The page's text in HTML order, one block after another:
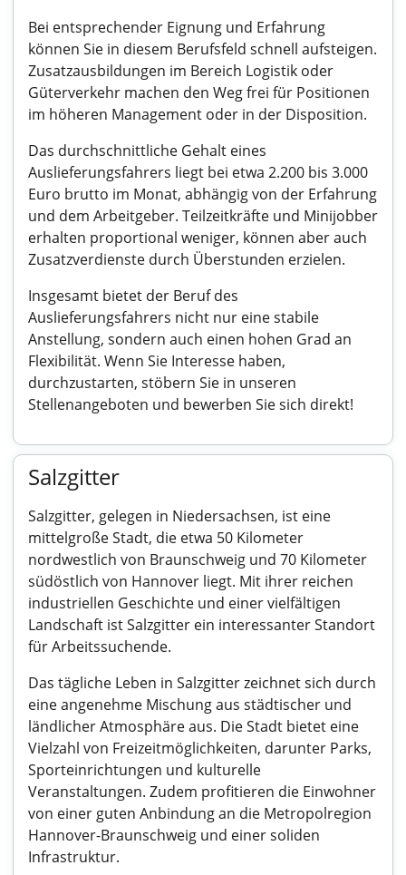
Bei entsprechender Eignung und Erfahrung
können Sie in diesem Berufsfeld schnell aufsteigen.
Zusatzausbildungen im Bereich Logistik oder
Güterverkehr machen den Weg frei für Positionen
im höheren Management oder in der Disposition.
Das durchschnittliche Gehalt eines
Auslieferungsfahrers liegt bei etwa 2.200 bis 3.000
Euro brutto im Monat, abhängig von der Erfahrung
und dem Arbeitgeber. Teilzeitkräfte und Minijobber
erhalten proportional weniger, können aber auch
Zusatzverdienste durch Überstunden erzielen.
Insgesamt bietet der Beruf des
Auslieferungsfahrers nicht nur eine stabile
Anstellung, sondern auch einen hohen Grad an
Flexibilität. Wenn Sie Interesse haben,
durchzustarten, stöbern Sie in unseren
Stellenangeboten und bewerben Sie sich direkt!
Salzgitter
Salzgitter, gelegen in Niedersachsen, ist eine
mittelgroße Stadt, die etwa 50 Kilometer
nordwestlich von Braunschweig und 70 Kilometer
südöstlich von Hannover liegt. Mit ihrer reichen
industriellen Geschichte und einer vielfältigen
Landschaft ist Salzgitter ein interessanter Standort
für Arbeitssuchende.
Das tägliche Leben in Salzgitter zeichnet sich durch
eine angenehme Mischung aus städtischer und
ländlicher Atmosphäre aus. Die Stadt bietet eine
Vielzahl von Freizeitmöglichkeiten, darunter Parks,
Sporteinrichtungen und kulturelle
Veranstaltungen. Zudem profitieren die Einwohner
von einer guten Anbindung an die Metropolregion
Hannover-Braunschweig und einer soliden
Infrastruktur.